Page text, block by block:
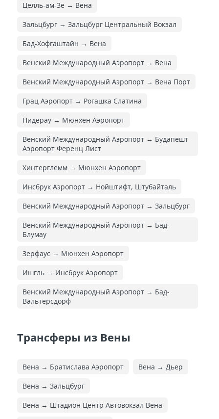
Целль-ам-Зе → Вена
Зальцбург → Зальцбург Центральный Вокзал
Бад-Хофгаштайн → Вена
Венский Международный Аэропорт → Вена
Венский Международный Аэропорт → Вена Порт
Грац Аэропорт → Рогашка Слатина
Нидерау → Мюнхен Аэропорт
Венский Международный Аэропорт → Будапешт
Аэропорт Ференц Лист
Хинтерглемм → Мюнхен Аэропорт
Инсбрук Аэропорт → Нойштифт, Штубайталь
Венский Международный Аэропорт → Зальцбург
Венский Международный Аэропорт → Бад-
Блумау
Зерфаус → Мюнхен Аэропорт
Ишгль → Инсбрук Аэропорт
Венский Международный Аэропорт → Бад-
Вальтерсдорф
Трансферы из Вены
Вена → Братислава Аэропорт Вена → Дьер
Вена → Зальцбург
Вена → Штадион Центр Автовокзал Вена